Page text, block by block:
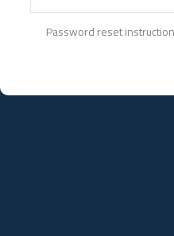
Password reset